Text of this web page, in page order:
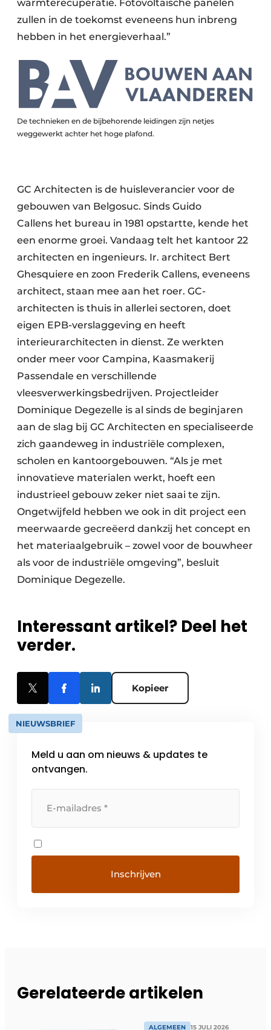
warmterecuperatie. Fotovoltaïsche panelen
zullen in de toekomst eveneens hun inbreng
hebben in het energieverhaal.”
De technieken en de bijbehorende leidingen zijn netjes
weggewerkt achter het hoge plafond.
GC Architecten is de huisleverancier voor de
gebouwen van Belgosuc. Sinds Guido
Callens het bureau in 1981 opstartte, kende het
een enorme groei. Vandaag telt het kantoor 22
architecten en ingenieurs. Ir. architect Bert
Ghesquiere en zoon Frederik Callens, eveneens
architect, staan mee aan het roer. GC-
architecten is thuis in allerlei sectoren, doet
eigen EPB-verslaggeving en heeft
interieurarchitecten in dienst. Ze werkten
onder meer voor Campina, Kaasmakerij
Passendale en verschillende
vleesverwerkingsbedrijven. Projectleider
Dominique Degezelle is al sinds de beginjaren
aan de slag bij GC Architecten en specialiseerde
zich gaandeweg in industriële complexen,
scholen en kantoorgebouwen. “Als je met
innovatieve materialen werkt, hoeft een
industrieel gebouw zeker niet saai te zijn.
Ongetwijfeld hebben we ook in dit project een
meerwaarde gecreëerd dankzij het concept en
het materiaalgebruik – zowel voor de bouwheer
als voor de industriële omgeving”, besluit
Dominique Degezelle.
Interessant artikel? Deel het
verder.
Kopieer
NIEUWSBRIEF
Meld u aan om nieuws & updates te
ontvangen.
Gerelateerde artikelen
ALGEMEEN 15 JULI 2026